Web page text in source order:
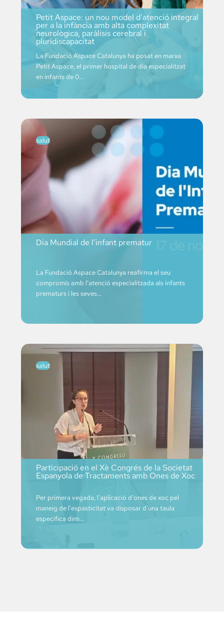
Petit Aspace: un nou model d’atenció integral
per a la infància amb alta complexitat
neurològica, paràlisis cerebral i
pluridiscapacitat
La Fundació Aspace Catalunya ha posat en marxa
Petit Aspace, el primer hospital de dia especialitzat
en infants de 0...
salut
Dia Mundial de l’infant prematur
La Fundació Aspace Catalunya reafirma el seu
compromís amb l’atenció especialitzada als infants
prematurs i les seves...
salut
Participació en el Xè Congrés de la Societat
Espanyola de Tractaments amb Ones de Xoc
Per primera vegada, l'aplicació d'ones de xoc pel
maneig de l'espasticitat va disposar d'una taula
específica dins...